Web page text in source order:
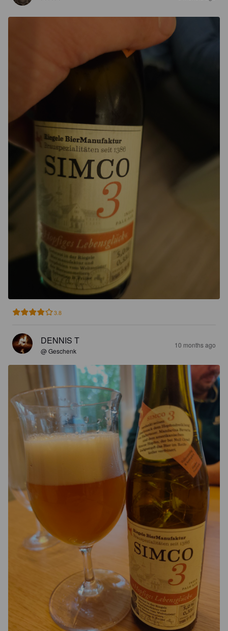
3.8
DENNIS T
@ Geschenk
10 months ago